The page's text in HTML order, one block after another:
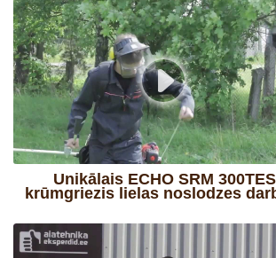
Unikālais ECHO SRM 300TES
krūmgriezis lielas noslodzes